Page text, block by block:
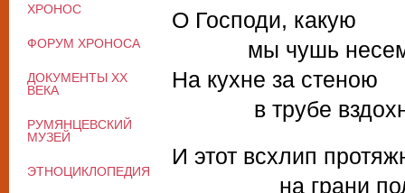
О Господи, какую
мы чушь несем,
На кухне за стеною
в трубе
И этот всхлип
на грани
ХРОНОС
ФОРУМ ХРОНОСА
ДОКУМЕНТЫ XX
ВЕКА
РУМЯНЦЕВСКИЙ
МУЗЕЙ
ЭТНОЦИКЛОПЕДИЯ